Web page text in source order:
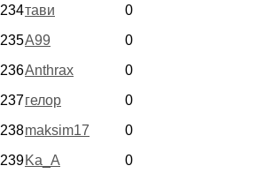
234тави
0
235А99
0
236Anthrax
0
237гелор
0
238maksim17
0
239Ka_A
0